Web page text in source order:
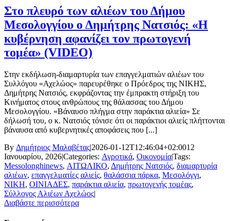
Στο πλευρό των αλιέων του Δήμου
Μεσολογγίου ο Δημήτρης Νατσιός: «Η
κυβέρνηση αφανίζει τον πρωτογενή
τομέα» (VIDEO)
Στην εκδήλωση-διαμαρτυρία των επαγγελματιών αλιέων του
Συλλόγου «Αχελώος» παρευρέθηκε ο Πρόεδρος της ΝΙΚΗΣ,
Δημήτρης Νατσιός, εκφράζοντας την έμπρακτη στήριξη του
Κινήματος στους ανθρώπους της θάλασσας του Δήμου
Μεσολογγίου. «Βάναυσο πλήγμα στην παράκτια αλιεία» Σε
δήλωσή του, ο κ. Νατσιός τόνισε ότι οι παράκτιοι αλιείς πλήττονται
βάναυσα από κυβερνητικές αποφάσεις που [...]
By Δημήτριος Μαλαβέτας|2026-01-12T12:46:04+02:0012
Ιανουαρίου, 2026|Categories: Αγροτικά, Οικονομία|Tags:
Messolonghinews, ΑΙΤΩΛΙΚΟ, Δημήτρης Νατσιός, διαμαρτυρία
αλιέων, επαγγελματίες αλιείς, θαλάσσια πάρκα, Μεσολόγγι,
ΝΙΚΗ, ΟΙΝΙΑΔΕΣ, παράκτια αλιεία, πρωτογενής τομέας,
Σύλλογος Αλιέων Αχελώος|
Διαβάστε περισσότερα